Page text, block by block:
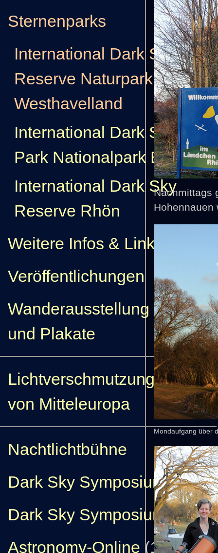
Sternenparks
International Dark Sky
Reserve Naturpark
Westhavelland
International Dark Sky
Park Nationalpark Eifel
International Dark Sky
Reserve Rhön
Weitere Infos & Links
Veröffentlichungen
Wanderausstellung
und Plakate
Lichtverschmutzungskarten
von Mitteleuropa
Nachtlichtbühne
Dark Sky Symposium 2022
Dark Sky Symposium 2011
Astronomy-Online (1996)
Nachmittags
Hohennauen
Mondaufgang über